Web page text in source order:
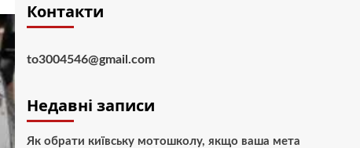
Контакти
to3004546@gmail.com
Недавні записи
Як обрати київську мотошколу, якщо ваша мета